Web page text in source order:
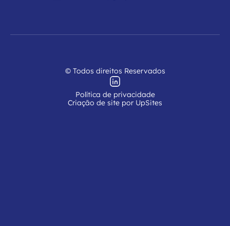
© Todos direitos Reservados
Política de privacidade
Criação de site por UpSites